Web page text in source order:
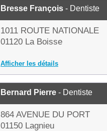
Bresse François - Dentiste
1011 ROUTE NATIONALE
01120 La Boisse
Afficher les détails
Bernard Pierre - Dentiste
864 AVENUE DU PORT
01150 Lagnieu